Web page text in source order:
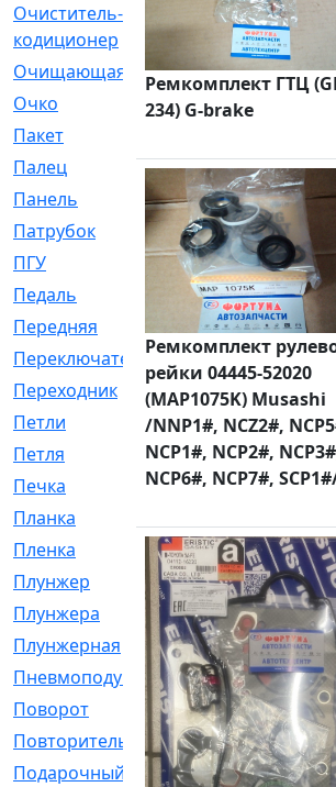
Очиститель-
кодиционер
[1]
Очищающая
[1]
Очко
[24]
Пакет
Палец
[4]
Панель
[61]
Патрубок
[248]
ПГУ
[2]
Педаль
[3]
Передняя
[22]
Переключатель
[36]
Переходник
[4]
Петли
[23]
Петля
[3]
Печка
[3]
Планка
Пленка
[1]
Плунжер
[1]
Плунжера
[64]
Плунжерная
[91]
Пневмоподушка
[2]
Поворот
[12]
Повторитель
[86]
Подарочный
[3]
Ремкомплект ГТЦ
234) G-brake
Ремкомплект
рейки 04445-52020
(MAP1075K) Musashi
/NNP1#, NCZ2#,
NCP1#, NCP2#,
NCP6#, NCP7#,